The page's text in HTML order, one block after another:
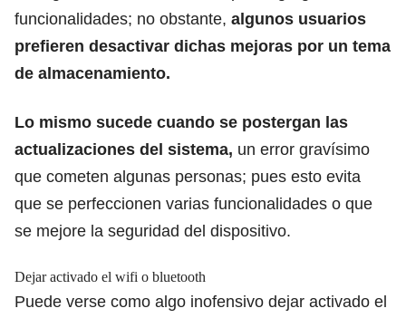
funcionalidades; no obstante, algunos usuarios
prefieren desactivar dichas mejoras por un tema
de almacenamiento.
Lo mismo sucede cuando se postergan las
actualizaciones del sistema, un error gravísimo
que cometen algunas personas; pues esto evita
que se perfeccionen varias funcionalidades o que
se mejore la seguridad del dispositivo.
Dejar activado el wifi o bluetooth
Puede verse como algo inofensivo dejar activado el